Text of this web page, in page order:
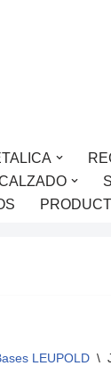
LEUPOLD \